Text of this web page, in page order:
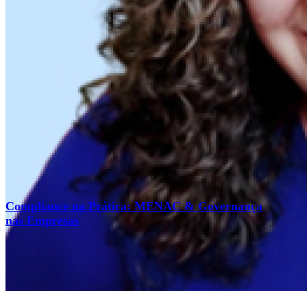
Compliance na Prática: MENAC & Governança
nas Empresas